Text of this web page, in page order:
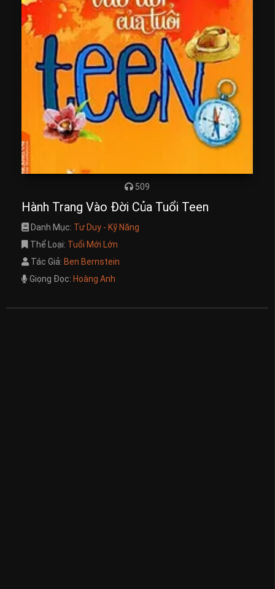
509
Hành Trang Vào Đời Của Tuổi Teen
Danh Mục: Tư Duy - Kỹ Năng
Thể Loại: Tuổi Mới Lớn
Tác Giả: Ben Bernstein
Giọng Đọc: Hoàng Anh